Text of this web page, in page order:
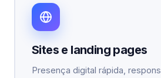
Sites e landing pages
Presença digital rápida,